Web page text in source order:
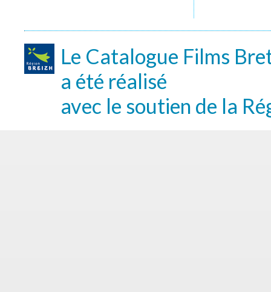
Le Catalogue Films
a été réalisé
avec le soutien de la